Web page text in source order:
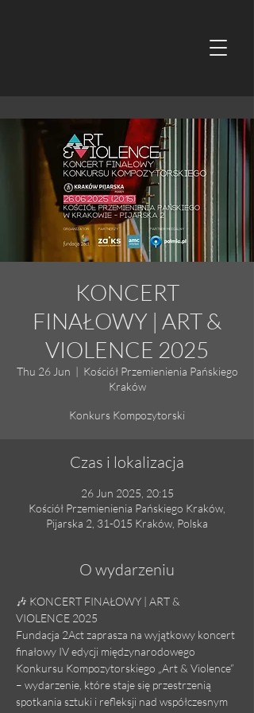
KONCERT
FINAŁOWY | ART &
VIOLENCE 2025
Thu 26 Jun
  |
Kościół Przemienienia Pańskiego
Kraków
Konkurs Kompozytorski
Czas i lokalizacja
26 Jun 2025, 20:15
Kościół Przemienienia Pańskiego Kraków,
Pijarska 2, 31-015 Kraków, Polska
O wydarzeniu
🎶 KONCERT FINAŁOWY | ART &
VIOLENCE 2025
Fundacja 2Act zaprasza na wyjątkowy koncert
finałowy IV edycji międzynarodowego
Konkursu Kompozytorskiego „Art & Violence”
– wydarzenie, które staje się przestrzenią
spotkania sztuki i refleksji nad współczesnym